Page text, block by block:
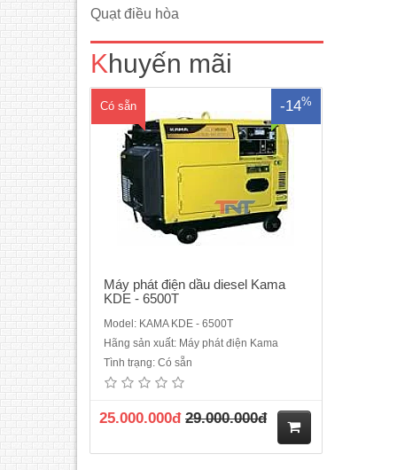
Quạt điều hòa
Khuyến mãi
Có sẵn -14%
tốt phù hợp với người Việt- Công suất
KVA- Nhiên liệu: Diesel- Số pha: 01, Khởi
động: Đề nổ- Có vỏ chống ồn đồng bộ-
Máy phát điện dầu diesel Kama
KDE - 6500T
Model: KAMA KDE - 6500T
Hãng sản xuất: Máy phát điện Kama
Tình trạng: Có sẵn
25.000.000đ 29.000.000đ
Máy phát điện Honda EZ6500CXS
thì, 1 xi lanh, xupap treoDung tích xi lanh